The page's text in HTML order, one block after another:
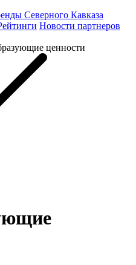
Северного Кавказа
Новости партнеров